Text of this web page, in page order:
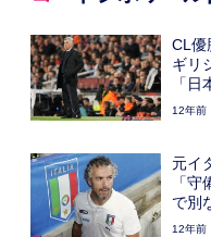
ブンデスリーガ
UEFA
高校サッカー
動画
CL優
ギリ
「
12年前
元イ
「
で別
12年前